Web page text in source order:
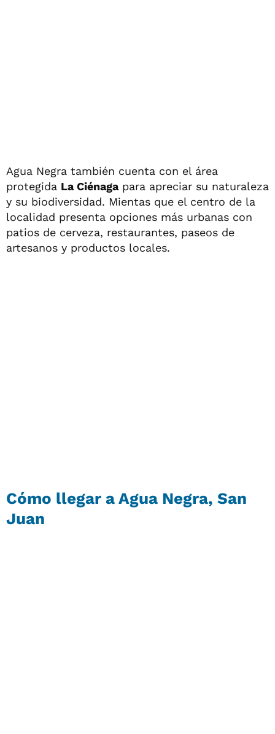
Agua Negra también cuenta con el área
protegida La Ciénagapara apreciar su naturaleza
y su biodiversidad. Mientas que el centro de la
localidad presenta opciones más urbanas con
patios de cerveza, restaurantes, paseos de
artesanos y productos locales.
Cómo llegar a Agua Negra, San
Juan